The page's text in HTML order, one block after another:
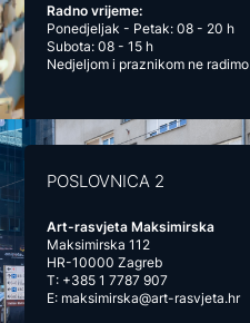
Radno vrijeme:
Ponedjeljak - Petak: 08 - 20 h
Subota: 08 - 15 h
Nedjeljom i praznikom ne radimo
POSLOVNICA 2
Art-rasvjeta Maksimirska
Maksimirska 112
HR-10000 Zagreb
T: +385 1 7787 907
E: maksimirska@art-rasvjeta.hr